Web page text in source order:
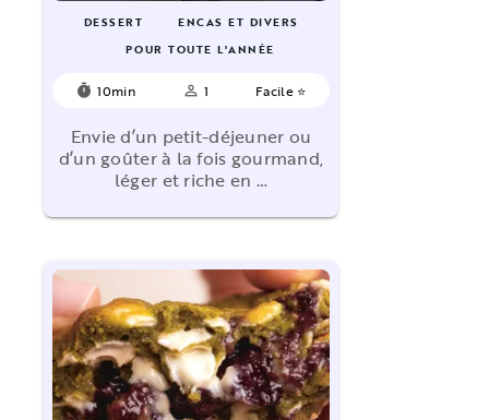
DESSERT
ENCAS ET DIVERS
POUR TOUTE L'ANNÉE
timer 10min person_outline 1 Facile ⭐
Envie d’un petit-déjeuner ou
d’un goûter à la fois gourmand,
léger et riche en …